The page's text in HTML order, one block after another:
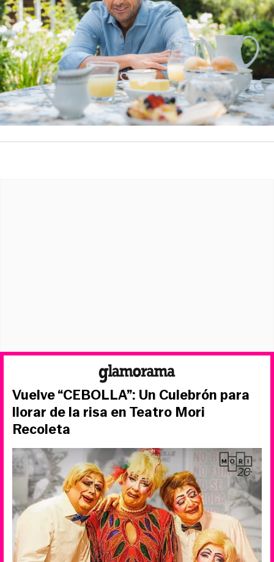
Vuelve “CEBOLLA”: Un Culebrón para
llorar de la risa en Teatro Mori
Recoleta